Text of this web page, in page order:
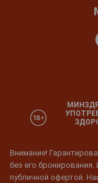
Внимание!
без его бронирования.
публичной офертой.